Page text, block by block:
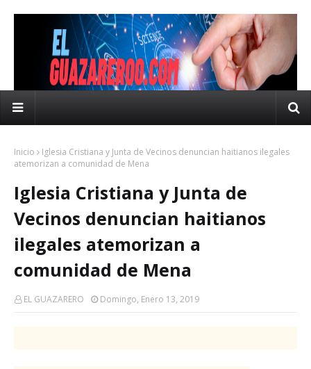
Inicio
Iglesia Cristiana y Junta de Vecinos denuncian haitianos ilegales
atemorizan a comunidad de Mena
Iglesia Cristiana y Junta de
Vecinos denuncian haitianos
ilegales atemorizan a
comunidad de Mena
EL GUAZARERO Domingo, Enero 13, 2019